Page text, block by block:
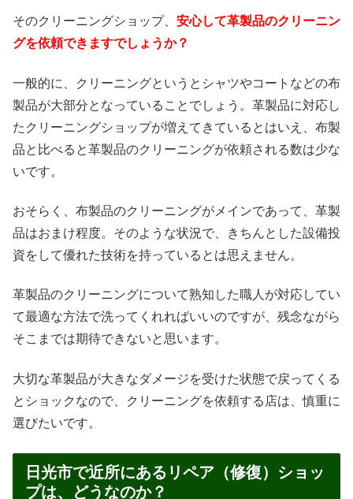
そのクリーニングショップ、 安心して革製品のクリーニン
グを依頼できますでしょうか？
一般的に、クリーニングというとシャツやコートなどの布
製品が大部分となっていることでしょう。革製品に対応し
たクリーニングショップが増えてきているとはいえ、布製
品と比べると革製品のクリーニングが依頼される数は少な
いです。
おそらく、布製品のクリーニングがメインであって、革製
品はおまけ程度。そのような状況で、きちんとした設備投
資をして優れた技術を持っているとは思えません。
革製品のクリーニングについて熟知した職人が対応してい
て最適な方法で洗ってくれればいいのですが、残念ながら
そこまでは期待できないと思います。
大切な革製品が大きなダメージを受けた状態で戻ってくる
とショックなので、クリーニングを依頼する店は、慎重に
選びたいです。
日光市で近所にあるリペア（修復）ショッ
プは、どうなのか？